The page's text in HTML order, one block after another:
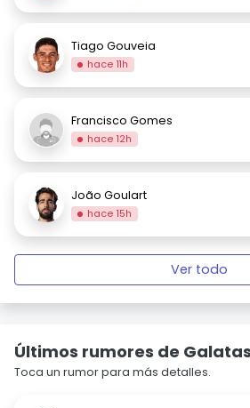
Tiago Gouveia
hace 11h
Francisco Gomes
hace 12h
João Goulart
hace 15h
Ver todo
Últimos rumores de
Toca un rumor para más detalles.